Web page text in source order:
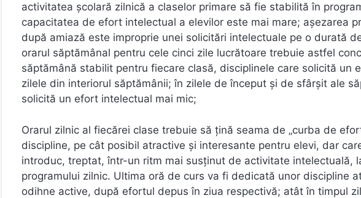
activitatea şcolară zilnică a claselor primare să fie stabilită în
capacitatea de efort intelectual a elevilor este mai mare; aşezarea
după amiază este improprie unei solicitări intelectuale pe o durată
orarul săptămânal pentru cele cinci zile lucrătoare trebuie astfel
săptămână stabilit pentru fiecare clasă, disciplinele care solicită un
zilele din interiorul săptămânii; în zilele de început şi de sfârşit ale
solicită un efort intelectual mai mic;
Orarul zilnic al fiecărei clase trebuie să ţină seama de „curba de
discipline, pe cât posibil atractive şi interesante pentru elevi, dar
introduc, treptat, într-un ritm mai susţinut de activitate intelectuală,
programului zilnic. Ultima oră de curs va fi dedicată unor discipline
odihne active, după efortul depus în ziua respectivă; atât în timpul